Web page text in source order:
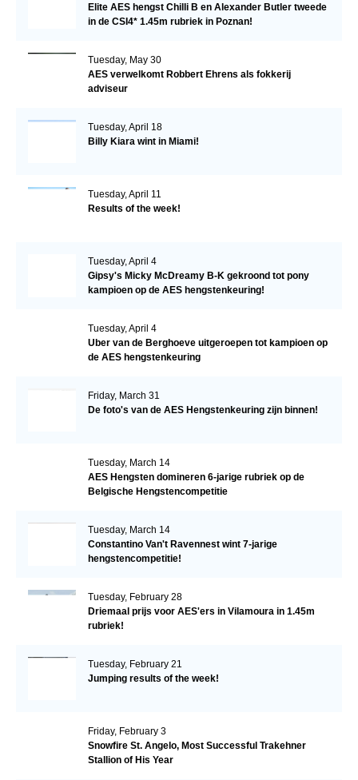
Elite AES hengst Chilli B en Alexander Butler tweede
in de CSI4* 1.45m rubriek in Poznan!
Tuesday, May 30
AES verwelkomt Robbert Ehrens als fokkerij
adviseur
Tuesday, April 18
Billy Kiara wint in Miami!
Tuesday, April 11
Results of the week!
Tuesday, April 4
Gipsy's Micky McDreamy B-K gekroond tot pony
kampioen op de AES hengstenkeuring!
Tuesday, April 4
Uber van de Berghoeve uitgeroepen tot kampioen op
de AES hengstenkeuring
Friday, March 31
De foto's van de AES Hengstenkeuring zijn binnen!
Tuesday, March 14
AES Hengsten domineren 6-jarige rubriek op de
Belgische Hengstencompetitie
Tuesday, March 14
Constantino Van't Ravennest wint 7-jarige
hengstencompetitie!
Tuesday, February 28
Driemaal prijs voor AES'ers in Vilamoura in 1.45m
rubriek!
Tuesday, February 21
Jumping results of the week!
Friday, February 3
Snowfire St. Angelo, Most Successful Trakehner
Stallion of His Year